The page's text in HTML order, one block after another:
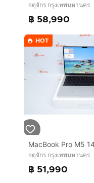
จตุจักร กรุงเทพมหานคร
฿ 58,990
HOT
MacBook Pro M5
จตุจักร กรุงเทพมหานคร
฿ 51,990